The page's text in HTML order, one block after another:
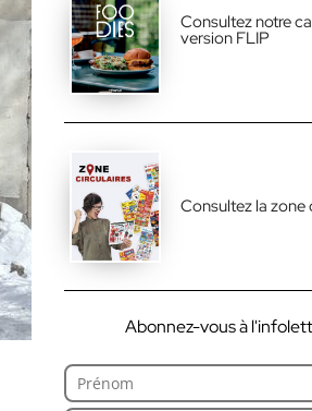
Consultez notre
version FLIP
Consultez la zone
Abonnez-vous à